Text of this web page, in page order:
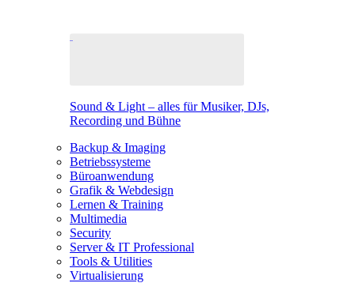
Sound & Light – alles für Musiker, DJs,
Recording und Bühne
Backup & Imaging
Betriebssysteme
Büroanwendung
Grafik & Webdesign
Lernen & Training
Multimedia
Security
Server & IT Professional
Tools & Utilities
Virtualisierung